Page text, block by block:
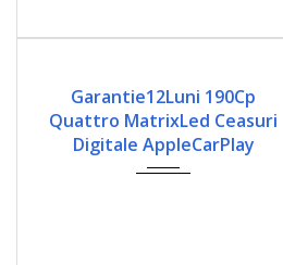
Garantie12Luni 190Cp
Quattro MatrixLed Ceasuri
Digitale AppleCarPlay